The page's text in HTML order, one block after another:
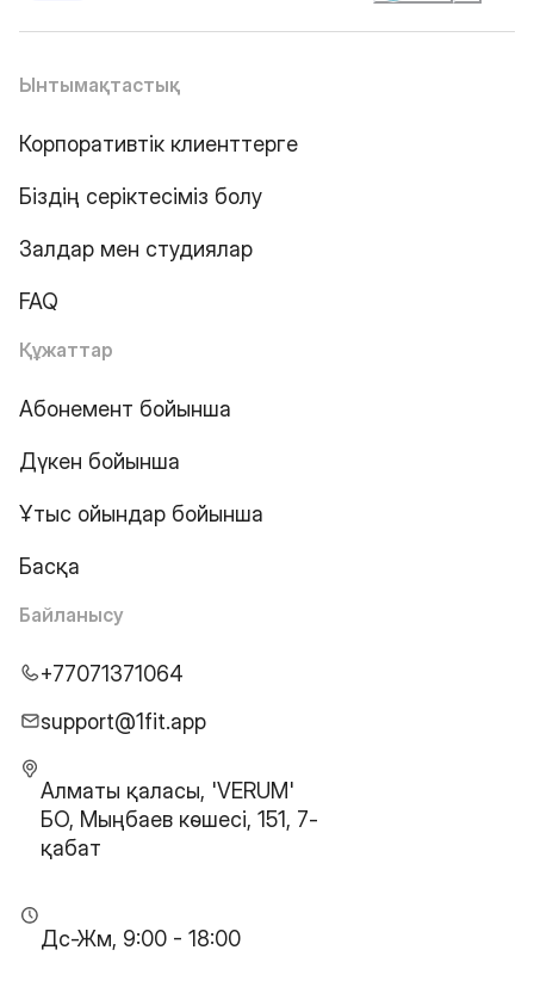
Ынтымақтастық
Корпоративтік клиенттерге
Біздің серіктесіміз болу
Залдар мен студиялар
FAQ
Құжаттар
Абонемент бойынша
Дүкен бойынша
Ұтыс ойындар бойынша
Басқа
Байланысу
+77071371064
support@1fit.app
Алматы қаласы, 'VERUM'
БО, Мыңбаев көшесі, 151, 7-
қабат
Дс-Жм, 9:00 - 18:00